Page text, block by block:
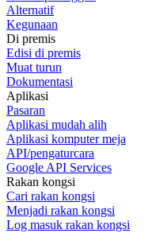
Alternatif
Kegunaan
Di premis
Edisi di premis
Muat turun
Dokumentasi
Aplikasi
Pasaran
Aplikasi mudah alih
Aplikasi komputer meja
API/pengaturcara
Google API Services
Rakan kongsi
Cari rakan kongsi
Menjadi rakan kongsi
Log masuk rakan kongsi